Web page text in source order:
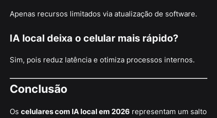
Apenas recursos limitados via atualização de software.
IA local deixa o celular mais rápido?
Sim, pois reduz latência e otimiza processos internos.
Conclusão
Os celulares com IA local em 2026 representam um salto